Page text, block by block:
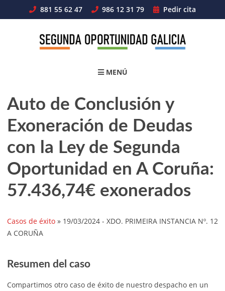
to
881 55 62 47 986 12 31 79 Pedir cita
MENÚ
Auto de Conclusión y
Exoneración de Deudas
con la Ley de Segunda
Oportunidad en A Coruña:
57.436,74€ exonerados
Casos de éxito » 19/03/2024 - XDO. PRIMEIRA INSTANCIA Nº. 12
A CORUÑA
Resumen del caso
Compartimos otro caso de éxito de nuestro despacho en un